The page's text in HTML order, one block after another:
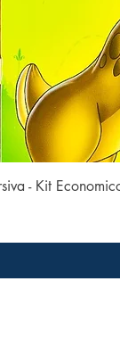
- Kit